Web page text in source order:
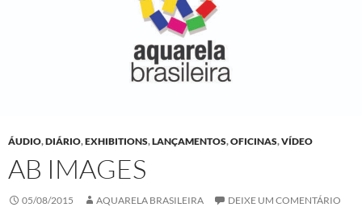
ÁUDIO,DIÁRIO,EXHIBITIONS,LANÇAMENTOS,OFICINAS,VÍDEO
AB IMAGES
05/08/2015 AQUARELA BRASILEIRA DEIXE UM COMENTÁRIO